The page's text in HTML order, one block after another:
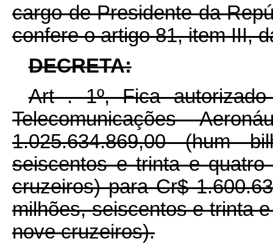
cargo de Presidente da
confere o artigo 81, item III,
DECRETA:
Art . 1º, Fica
Telecomunicações
1.025.634.869,00 (hum
seiscentos e trinta e
cruzeiros) para Cr$
milhões, seiscentos e trinta
nove cruzeiros).